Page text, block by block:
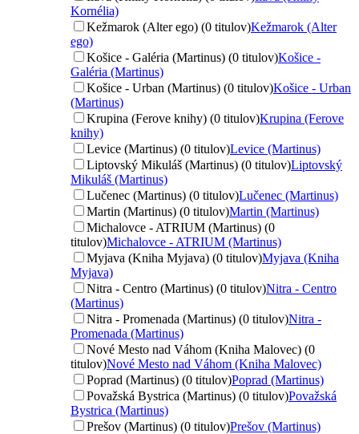
Kornélia)
Kežmarok (Alter ego) (0 titulov)Kežmarok (Alter
ego)
Košice - Galéria (Martinus) (0 titulov)Košice -
Galéria (Martinus)
Košice - Urban (Martinus) (0 titulov)Košice - Urban
(Martinus)
Krupina (Ferove knihy) (0 titulov)Krupina (Ferove
knihy)
Levice (Martinus) (0 titulov)Levice (Martinus)
Liptovský Mikuláš (Martinus) (0 titulov)Liptovský
Mikuláš (Martinus)
Lučenec (Martinus) (0 titulov)Lučenec (Martinus)
Martin (Martinus) (0 titulov)Martin (Martinus)
Michalovce - ATRIUM (Martinus) (0
titulov)Michalovce - ATRIUM (Martinus)
Myjava (Kniha Myjava) (0 titulov)Myjava (Kniha
Myjava)
Nitra - Centro (Martinus) (0 titulov)Nitra - Centro
(Martinus)
Nitra - Promenada (Martinus) (0 titulov)Nitra -
Promenada (Martinus)
Nové Mesto nad Váhom (Kniha Malovec) (0
titulov)Nové Mesto nad Váhom (Kniha Malovec)
Poprad (Martinus) (0 titulov)Poprad (Martinus)
Považská Bystrica (Martinus) (0 titulov)Považská
Bystrica (Martinus)
Prešov (Martinus) (0 titulov)Prešov (Martinus)